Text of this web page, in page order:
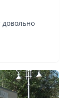
довольно